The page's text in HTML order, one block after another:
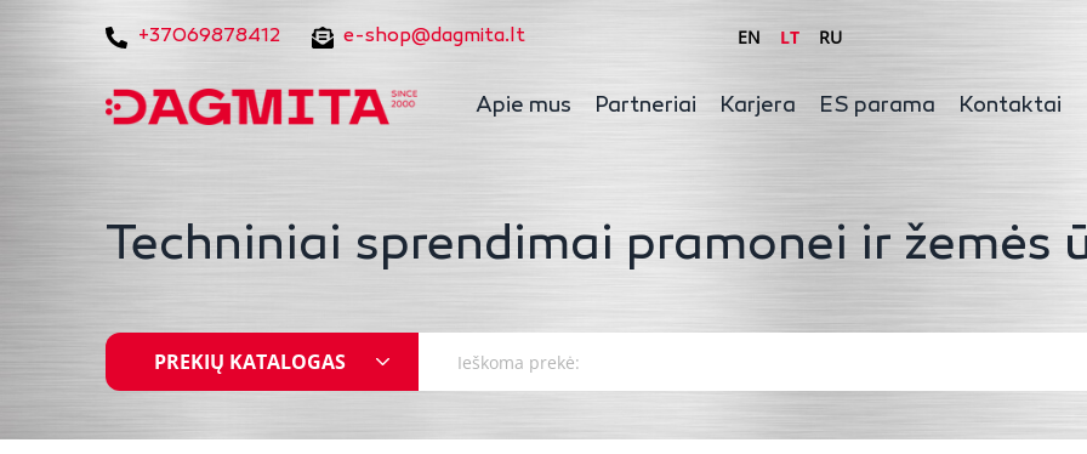
+37069878412 e-shop@dagmita.lt EN LT RU
Apie mus Partneriai Karjera ES parama Kontaktai
Techniniai sprendimai pramonei ir žemės
PREKIŲ KATALOGAS